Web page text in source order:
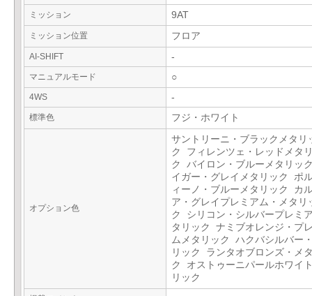
ミッション 9AT
ミッション位置 フロア
AI-SHIFT -
マニュアルモード ○
4WS -
標準色 フジ・ホワイト
オプション色
サントリーニ・ブラックメタリ
ク フィレンツェ・レッドメタ
ク バイロン・ブルーメタリッ
イガー・グレイメタリック ポ
ィーノ・ブルーメタリック カ
ア・グレイプレミアム・メタリ
ク シリコン・シルバープレミ
タリック ナミブオレンジ・プ
ムメタリック ハクバシルバー
リック ランタオブロンズ・メ
ク オストゥーニパールホワイ
リック